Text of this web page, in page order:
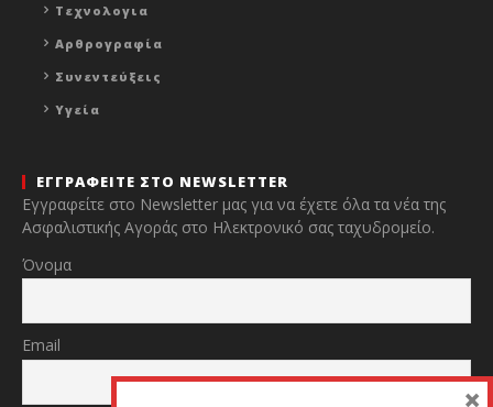
Τεχνολογια
Αρθρογραφία
Συνεντεύξεις
Υγεία
ΕΓΓΡΑΦΕΙΤΕ ΣΤΟ NEWSLETTER
Εγγραφείτε στο Newsletter μας για να έχετε όλα τα νέα της
Ασφαλιστικής Αγοράς στο Ηλεκτρονικό σας ταχυδρομείο.
Όνομα
Email